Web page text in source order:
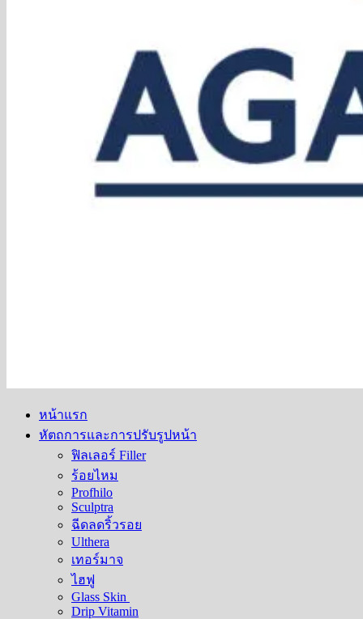
หน้าแรก
หัตถการและการปรับรูปหน้า
ฟิลเลอร์ Filler
ร้อยไหม
Profhilo
Sculptra
ฉีดลดริ้วรอย
Ulthera
เทอร์มาจ
ไฮฟู
Glass Skin
Drip Vitamin